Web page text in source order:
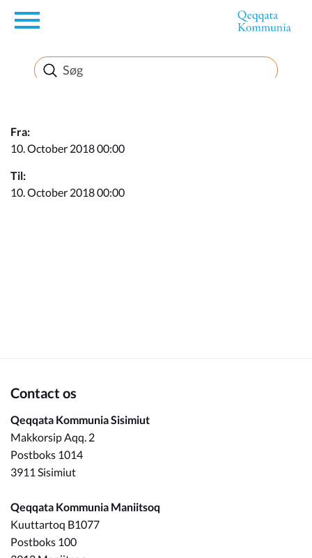
en
Borger
Fra:
10. October 2018 00:00
Til:
10. October 2018 00:00
Contact os
Qeqqata Kommunia Sisimiut
Makkorsip Aqq. 2
Postboks 1014
3911 Sisimiut
Qeqqata Kommunia Maniitsoq
Kuuttartoq B1077
Postboks 100